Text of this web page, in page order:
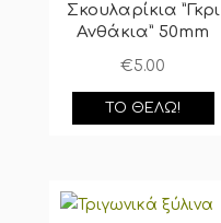
Σκουλαρίκια ”Γκρι
Ανθάκια” 50mm
€5.00
ΤΟ ΘΈΛΩ!